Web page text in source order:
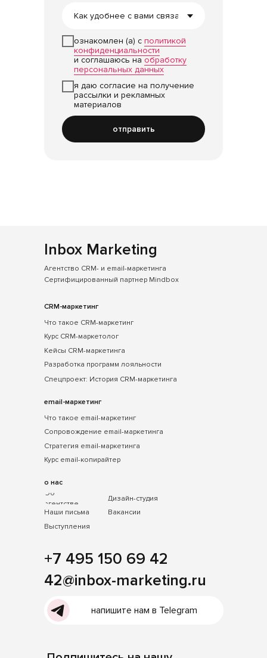
ознакомлен (а) с политикой
конфиденциальности
и соглашаюсь на обработку
персональных данных
я даю согласие на получение
рассылки и рекламных
материалов
отправить
Inbox Marketing
Агентство CRM- и email-маркетинга
Сертифицированный партнер Mindbox
+7 495 150 69 42
42@inbox-marketing.ru
CRM-маркетинг
напишите нам в Telegram
Что такое CRM-маркетинг
Курс CRM-маркетолог
Кейсы CRM-маркетинга
Разработка программ лояльности
Спецпроект: История CRM-маркетинга
email-маркетинг
Что такое email-маркетинг
Сопровождение email-маркетинга
Стратегия email-маркетинга
Курс email-копирайтер
о нас
Об
агентстве
Наши письма
Выступления
Дизайн-студия
Вакансии